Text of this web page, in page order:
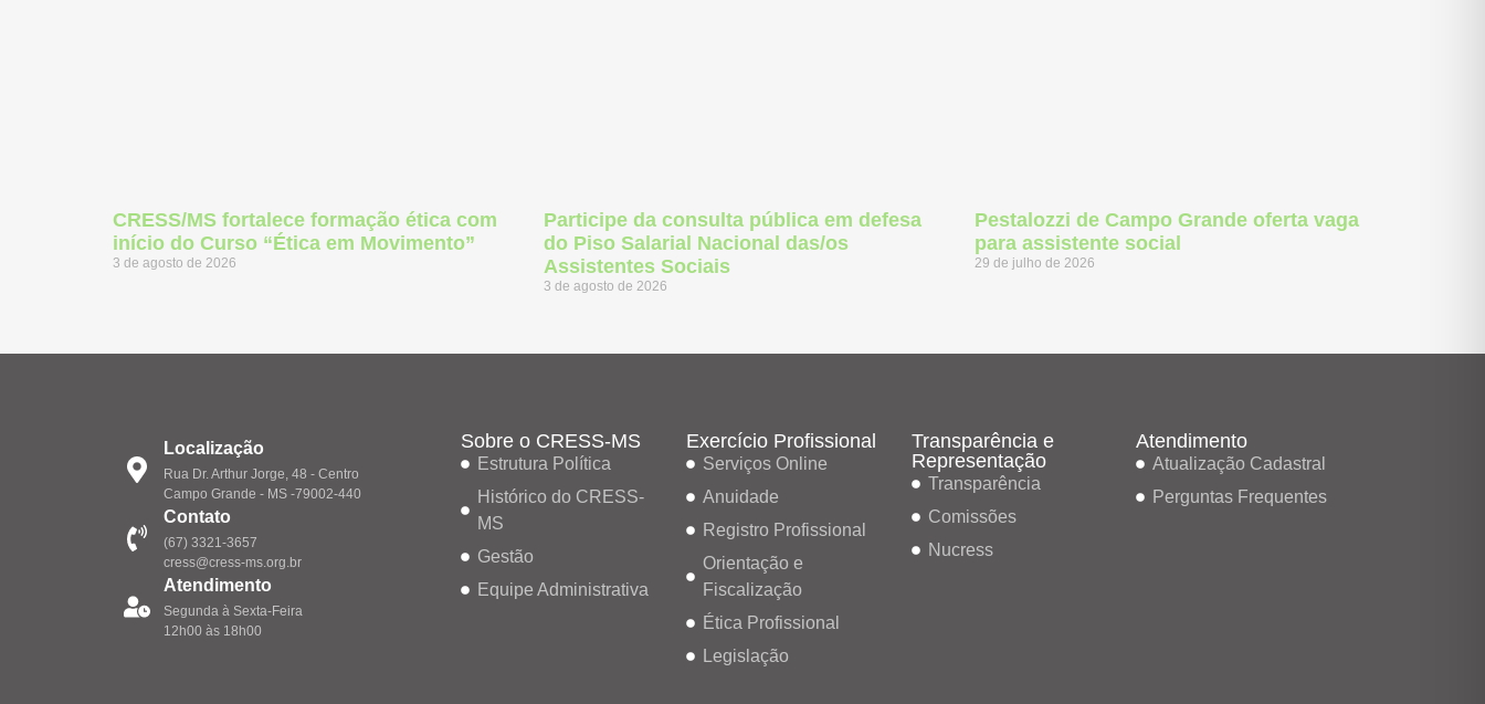
CRESS/MS fortalece formação ética com
início do Curso “Ética em Movimento”
3 de agosto de 2026
Participe da consulta pública em defesa
do Piso Salarial Nacional das/os
Assistentes Sociais
3 de agosto de 2026
Pestalozzi de Campo Grande oferta vaga
para assistente social
29 de julho de 2026
Localização
Rua Dr. Arthur Jorge, 48 - Centro
Campo Grande - MS -79002-440
Contato
(67) 3321-3657
cress@cress-ms.org.br
Atendimento
Segunda à Sexta-Feira
12h00 às 18h00
Sobre o CRESS-MS
Estrutura Política
Histórico do CRESS-
MS
Gestão
Equipe Administrativa
Exercício Profissional
Serviços Online
Anuidade
Registro Profissional
Orientação e
Fiscalização
Ética Profissional
Legislação
Transparência e
Representação
Transparência
Comissões
Nucress
Atendimento
Atualização Cadastral
Perguntas Frequentes